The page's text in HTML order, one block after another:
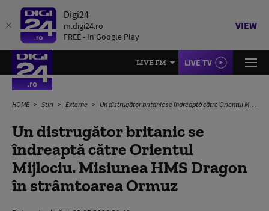
Digi24
m.digi24.ro
FREE - In Google Play
VIEW
LIVE FM LIVE TV
HOME Știri Externe Un distrugător britanic se îndreaptă către Orientul Mijlociu. Misiunea HMS Dragon în strâmtoarea Ormuz
Un distrugător britanic se
îndreaptă către Orientul
Mijlociu. Misiunea HMS Dragon
în strâmtoarea Ormuz